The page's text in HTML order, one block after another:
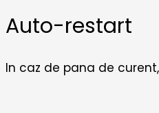
Auto-restart
In caz de pana de